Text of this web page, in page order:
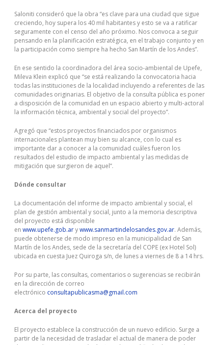
Saloniti consideró que la obra “es clave para una ciudad que sigue
creciendo, hoy supera los 40 mil habitantes y esto se va a ratificar
seguramente con el censo del año próximo. Nos convoca a seguir
pensando en la planificación estratégica, en el trabajo conjunto y en
la participación como siempre ha hecho San Martín de los Andes”.
En ese sentido la coordinadora del área socio-ambiental de Upefe,
Mileva Klein explicó que “se está realizando la convocatoria hacia
todas las instituciones de la localidad incluyendo a referentes de las
comunidades originarias. El objetivo de la consulta pública es poner
a disposición de la comunidad en un espacio abierto y multi-actoral
la información técnica, ambiental y social del proyecto”.
Agregó que “estos proyectos financiados por organismos
internacionales plantean muy bien su alcance, con lo cual es
importante dar a conocer a la comunidad cuáles fueron los
resultados del estudio de impacto ambiental y las medidas de
mitigación que surgieron de aquel”.
Dónde consultar
La documentación del informe de impacto ambiental y social, el
plan de gestión ambiental y social, junto a la memoria descriptiva
del proyecto está disponible
en www.upefe.gob.arywww.sanmartindelosandes.gov.ar. Además,
puede obtenerse de modo impreso en la municipalidad de San
Martín de los Andes, sede de la secretaría del COPE (ex Hotel Sol)
ubicada en cuesta Juez Quiroga s/n, de lunes a viernes de 8 a 14 hrs.
Por su parte, las consultas, comentarios o sugerencias se recibirán
en la dirección de correo
electrónico consultapublicasma@gmail.com
Acerca del proyecto
El proyecto establece la construcción de un nuevo edificio. Surge a
partir de la necesidad de trasladar el actual de manera de poder